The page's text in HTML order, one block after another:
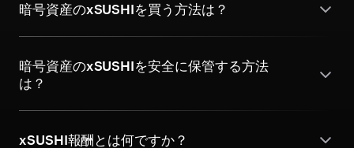
暗号資産のxSUSHIを買う方法は？
暗号資産のxSUSHIを安全に保管する方法
は？
xSUSHI報酬とは何ですか？